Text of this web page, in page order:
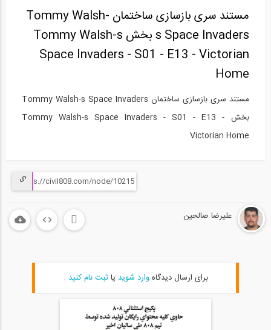
اصولی خانه توسط...
مستند سری بازسازی ساختمان Tommy Walsh-
s Space Invaders بخش Tommy Walsh-s
Space Invaders - S01 - E13 - Victorian
Home
مستند سری بازسازی ساختمان Tommy Walsh-s Space Invaders
بخش Tommy Walsh-s Space Invaders - S01 - E13 -
Victorian Home
علیرضا صالحین
برای ارسال دیدگاهوارد شوید یاثبت نام کنید .